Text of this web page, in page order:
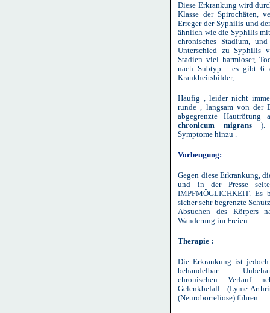
Diese Erkrankung wird
Klasse der Spirochäten,
Erreger der Syphilis und
ähnlich wie die Syphilis
chronisches Stadium,
Unterschied zu Syphilis
Stadien viel harmloser,
nach Subtyp - es gibt 6
Krankheitsbilder,
Häufig , leider nicht
runde , langsam von der
abgegrenzte
chronicum migrans ).
Symptome hinzu .
Vorbeugung:
Gegen diese Erkrankung,
und in der Presse
IMPFMÖGLICHKEIT.
sicher sehr begrenzte
Absuchen des Körpers
Wanderung im Freien.
Therapie :
Die Erkrankung ist
behandelbar .
chronischen Verlauf
Gelenkbefall (Lyme-
(Neuroborreliose) führen .